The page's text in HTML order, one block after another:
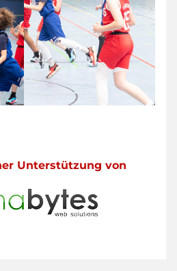
Unterstützung von